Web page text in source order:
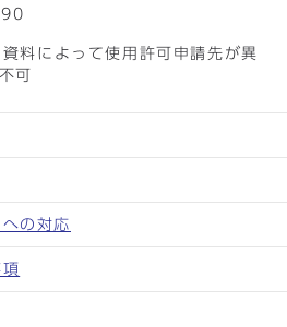
料によって使用許可申請先が異
可
の対応